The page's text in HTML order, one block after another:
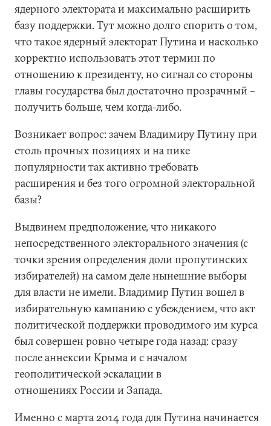
ядерного электората и максимально расширить
базу поддержки. Тут можно долго спорить о том,
что такое ядерный электорат Путина и насколько
корректно использовать этот термин по
отношению к президенту, но сигнал со стороны
главы государства был достаточно прозрачный –
получить больше, чем когда-либо.
Возникает вопрос: зачем Владимиру Путину при
столь прочных позициях и на пике
популярности так активно требовать
расширения и без того огромной электоральной
базы?
Выдвинем предположение, что никакого
непосредственного электорального значения (с
точки зрения определения доли пропутинских
избирателей) на самом деле нынешние выборы
для власти не имели. Владимир Путин вошел в
избирательную кампанию с убеждением, что акт
политической поддержки проводимого им курса
был совершен ровно четыре года назад: сразу
после аннексии Крыма и с началом
геополитической эскалации в
отношениях России и Запада.
Именно с марта 2014 года для Путина начинается